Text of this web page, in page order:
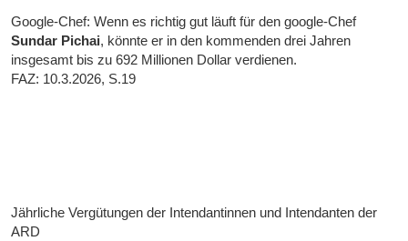
Google-Chef: Wenn es richtig gut läuft für den google-Chef
Sundar Pichai, könnte er in den kommenden drei Jahren
insgesamt bis zu 692 Millionen Dollar verdienen.
FAZ: 10.3.2026, S.19
Jährliche Vergütungen der Intendantinnen und Intendanten der
ARD